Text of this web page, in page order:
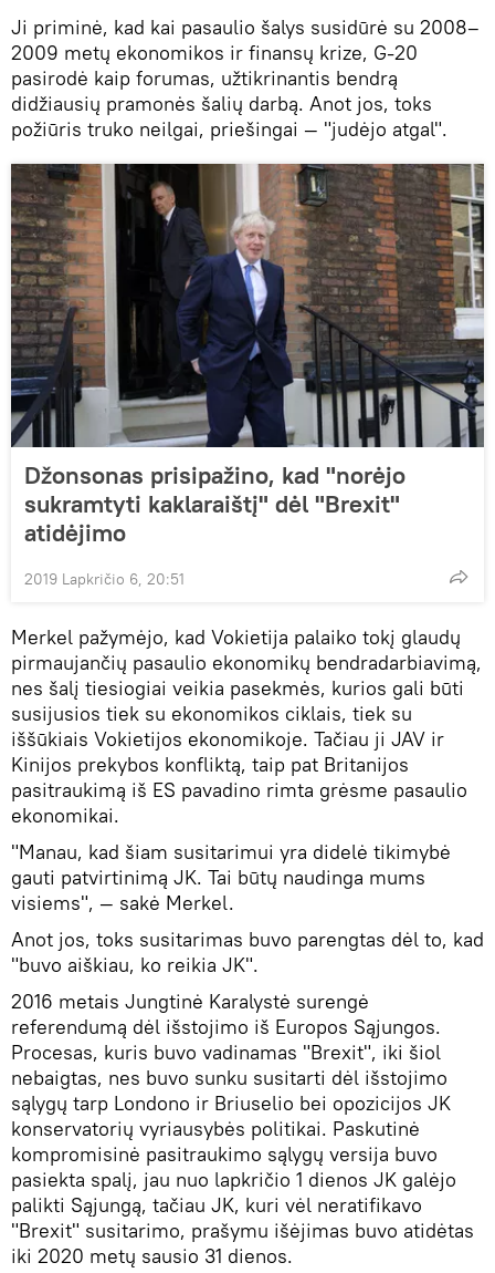
Ji priminė, kad kai pasaulio šalys susidūrė su 2008–
2009 metų ekonomikos ir finansų krize, G-20
pasirodė kaip forumas, užtikrinantis bendrą
didžiausių pramonės šalių darbą. Anot jos, toks
požiūris truko neilgai, priešingai — "judėjo atgal".
Džonsonas prisipažino, kad "norėjo
sukramtyti kaklaraištį" dėl "Brexit"
atidėjimo
2019 Lapkričio 6, 20:51
Merkel pažymėjo, kad Vokietija palaiko tokį glaudų
pirmaujančių pasaulio ekonomikų bendradarbiavimą,
nes šalį tiesiogiai veikia pasekmės, kurios gali būti
susijusios tiek su ekonomikos ciklais, tiek su
iššūkiais Vokietijos ekonomikoje. Tačiau ji JAV ir
Kinijos prekybos konfliktą, taip pat Britanijos
pasitraukimą iš ES pavadino rimta grėsme pasaulio
ekonomikai.
"Manau, kad šiam susitarimui yra didelė tikimybė
gauti patvirtinimą JK. Tai būtų naudinga mums
visiems", — sakė Merkel.
Anot jos, toks susitarimas buvo parengtas dėl to, kad
"buvo aiškiau, ko reikia JK".
2016 metais Jungtinė Karalystė surengė
referendumą dėl išstojimo iš Europos Sąjungos.
Procesas, kuris buvo vadinamas "Brexit", iki šiol
nebaigtas, nes buvo sunku susitarti dėl išstojimo
sąlygų tarp Londono ir Briuselio bei opozicijos JK
konservatorių vyriausybės politikai. Paskutinė
kompromisinė pasitraukimo sąlygų versija buvo
pasiekta spalį, jau nuo lapkričio 1 dienos JK galėjo
palikti Sąjungą, tačiau JK, kuri vėl neratifikavo
"Brexit" susitarimo, prašymu išėjimas buvo atidėtas
iki 2020 metų sausio 31 dienos.